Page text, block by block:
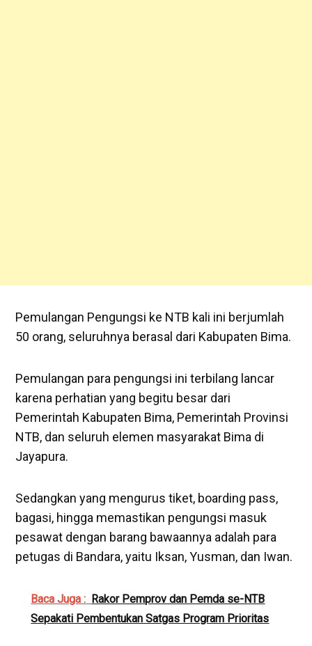
Pemulangan Pengungsi ke NTB kali ini berjumlah
50 orang, seluruhnya berasal dari Kabupaten Bima.
Pemulangan para pengungsi ini terbilang lancar
karena perhatian yang begitu besar dari
Pemerintah Kabupaten Bima, Pemerintah Provinsi
NTB, dan seluruh elemen masyarakat Bima di
Jayapura.
Sedangkan yang mengurus tiket, boarding pass,
bagasi, hingga memastikan pengungsi masuk
pesawat dengan barang bawaannya adalah para
petugas di Bandara, yaitu Iksan, Yusman, dan Iwan.
Baca Juga : Rakor Pemprov dan Pemda se-NTB
Sepakati Pembentukan Satgas Program Prioritas